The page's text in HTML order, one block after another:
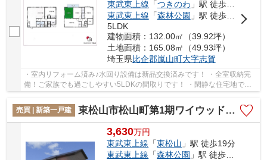
東武東上線 「つきのわ 」駅 徒歩32分
東武東上線 「森林公園 」駅 徒歩67分
5LDK
建物面積：132.00㎡（39.92坪）
土地面積：165.08㎡（49.93坪）
埼玉県比企郡嵐山町大字志賀
・室内リフォーム済み♪水回り設備は新品交換済みです！ ・全室収納完
備！ご家族でも過ごしやすい5LDKの間取りです！ ・閑静な住宅地で穏
売買 | 新築一戸建
東松山市松山町第1期ワイウッドコート 新築戸建 全5棟 2号棟
3,630万円
東武東上線 「東松山 」駅 徒歩19分
東武東上線 「森林公園 」駅 徒歩23分